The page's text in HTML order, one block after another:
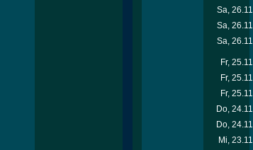
Sa,
Sa,
Sa,
Fr,
Fr,
Fr,
Do,
Do,
Mi,